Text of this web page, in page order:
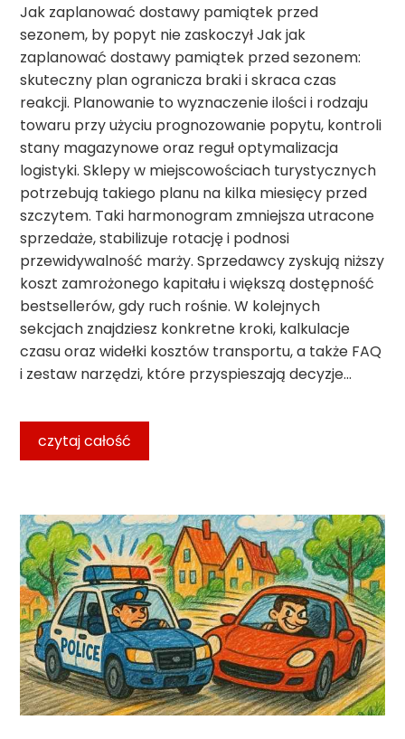
Jak zaplanować dostawy pamiątek przed
sezonem, by popyt nie zaskoczył Jak jak
zaplanować dostawy pamiątek przed sezonem:
skuteczny plan ogranicza braki i skraca czas
reakcji. Planowanie to wyznaczenie ilości i rodzaju
towaru przy użyciu prognozowanie popytu, kontroli
stany magazynowe oraz reguł optymalizacja
logistyki. Sklepy w miejscowościach turystycznych
potrzebują takiego planu na kilka miesięcy przed
szczytem. Taki harmonogram zmniejsza utracone
sprzedaże, stabilizuje rotację i podnosi
przewidywalność marży. Sprzedawcy zyskują niższy
koszt zamrożonego kapitału i większą dostępność
bestsellerów, gdy ruch rośnie. W kolejnych
sekcjach znajdziesz konkretne kroki, kalkulacje
czasu oraz widełki kosztów transportu, a także FAQ
i zestaw narzędzi, które przyspieszają decyzje…
czytaj całość